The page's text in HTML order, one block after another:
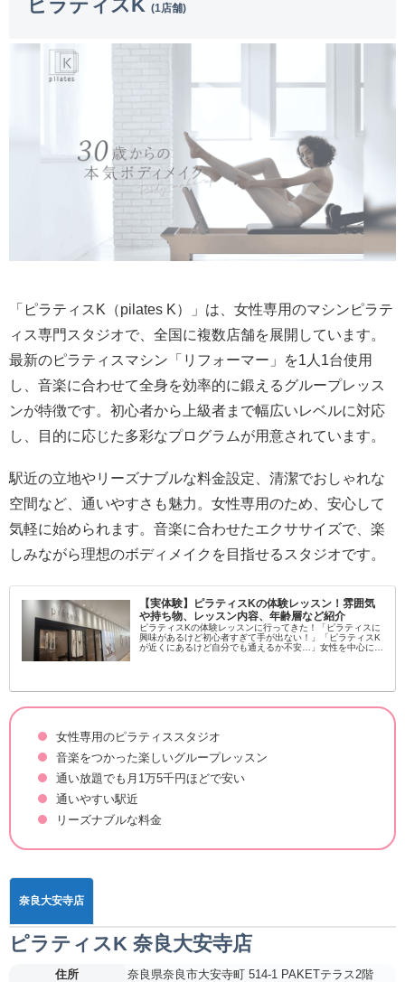
ピラティスK (1店舗)
「ピラティスK（pilates K）」は、女性専用のマシンピラテ
ィス専門スタジオで、全国に複数店舗を展開しています。
最新のピラティスマシン「リフォーマー」を1人1台使用
し、音楽に合わせて全身を効率的に鍛えるグループレッス
ンが特徴です。初心者から上級者まで幅広いレベルに対応
し、目的に応じた多彩なプログラムが用意されています。
駅近の立地やリーズナブルな料金設定、清潔でおしゃれな
空間など、通いやすさも魅力。女性専用のため、安心して
気軽に始められます。音楽に合わせたエクササイズで、楽
しみながら理想のボディメイクを目指せるスタジオです。
【実体験】ピラティスKの体験レッスン！雰囲気
や持ち物、レッスン内容、年齢層など紹介
ピラティスKの体験レッスンに行ってきた！「ピラティスに
興味があるけど初心者すぎて手が出ない！」「ピラティスK
が近くにあるけど自分でも通えるか不安…」女性を中心に大
女性専用のピラティススタジオ
音楽をつかった楽しいグループレッスン
通い放題でも月1万5千円ほどで安い
通いやすい駅近
リーズナブルな料金
奈良大安寺店
ピラティスK 奈良大安寺店
住所
奈良県奈良市大安寺町 514-1 PAKETテラス2階